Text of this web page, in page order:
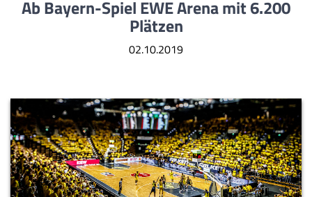
Ab Bayern-Spiel EWE Arena mit 6.200
Plätzen
02.10.2019